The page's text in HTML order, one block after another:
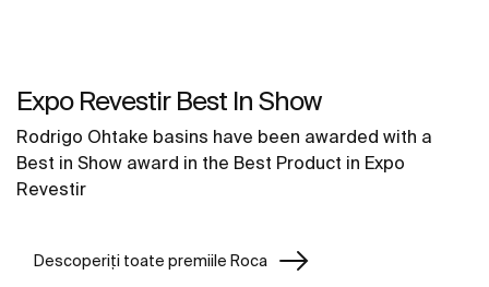
Expo Revestir Best In Show
Rodrigo Ohtake basins have been awarded with a
Best in Show award in the Best Product in Expo
Revestir
Descoperiți toate premiile Roca